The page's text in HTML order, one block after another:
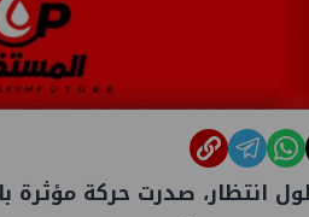
انتظار، صدرت حركة مؤثرة